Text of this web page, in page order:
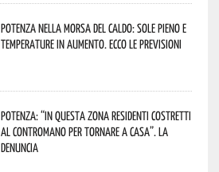
Potenza nella morsa del caldo: sole pieno e
temperature in aumento. Ecco le previsioni
Potenza: “In questa zona residenti costretti
al contromano per tornare a casa”. La
denuncia